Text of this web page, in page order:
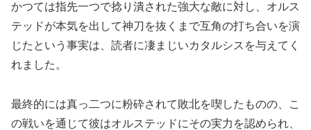
かつては指先一つで捻り潰された強大な敵に対し、オルス
テッドが本気を出して神刀を抜くまで互角の打ち合いを演
じたという事実は、読者に凄まじいカタルシスを与えてく
れました。
最終的には真っ二つに粉砕されて敗北を喫したものの、こ
の戦いを通じて彼はオルステッドにその実力を認められ、